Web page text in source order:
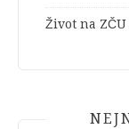
Život na ZČU